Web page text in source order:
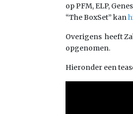
op PFM, ELP,
“The BoxSet” kan
Overigens heeft
opgenomen.
Hieronder een